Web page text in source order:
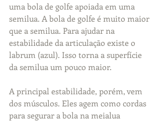
uma bola de golfe apoiada em uma
semilua. A bola de golfe é muito maior
que a semilua. Para ajudar na
estabilidade da articulação existe o
labrum (azul). Isso torna a superfície
da semilua um pouco maior.
A principal estabilidade, porém, vem
dos músculos. Eles agem como cordas
para segurar a bola na meialua